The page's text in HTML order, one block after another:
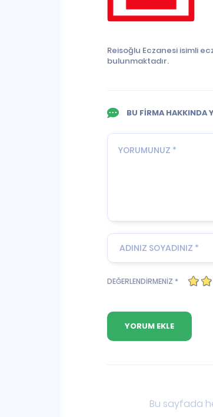
Reisoğlu Eczanesi isimli
bulunmaktadır.
BU FİRMA HAKKINDA
DEĞERLENDİRMENİZ *
Bu sayfada